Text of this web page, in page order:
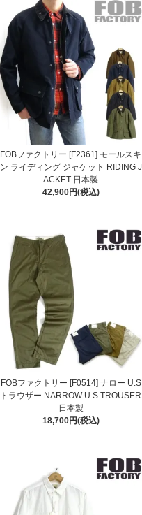
FOBファクトリー [F2361] モールスキ
ン ライディング ジャケット RIDING J
ACKET 日本製
42,900円(税込)
FOBファクトリー [F0514] ナロー U.S
トラウザー NARROW U.S TROUSER
日本製
18,700円(税込)